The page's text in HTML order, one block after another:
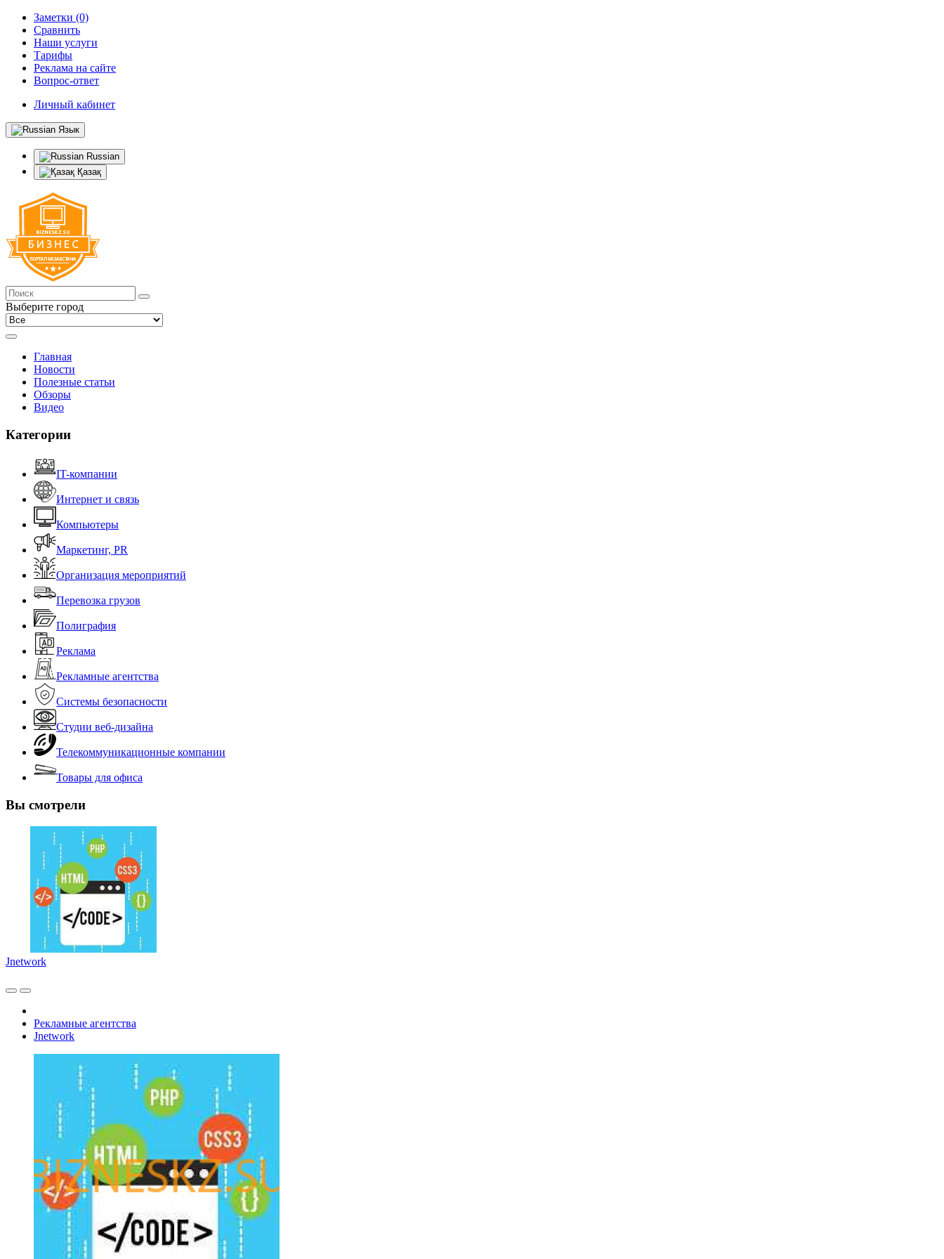
Заметки (0)
Сравнить
Наши услуги
Тарифы
Реклама на сайте
Вопрос-ответ
Личный кабинет
Язык
Russian
Қазақ
Выберите город
Главная
Новости
Полезные статьи
Обзоры
Видео
Категории
IT-компании
Интернет и связь
Компьютеры
Маркетинг, PR
Организация мероприятий
Перевозка грузов
Полиграфия
Реклама
Рекламные агентства
Системы безопасности
Студии веб-дизайна
Телекоммуникационные компании
Товары для офиса
Вы смотрели
Jnetwork
Рекламные агентства
Jnetwork